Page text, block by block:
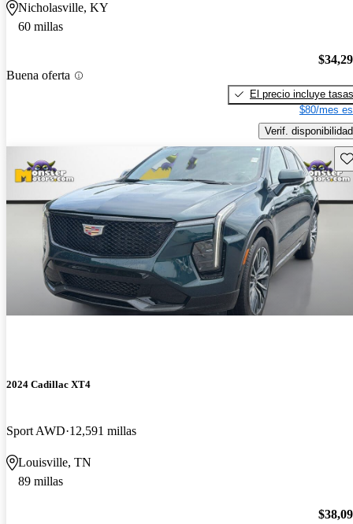
Nicholasville, KY
60 millas
Buena oferta
El precio incluye tasas
$80/mes
Verif. disponibilidad
2024 Cadillac XT4
Sport AWD 12,591 millas
Louisville, TN
89 millas